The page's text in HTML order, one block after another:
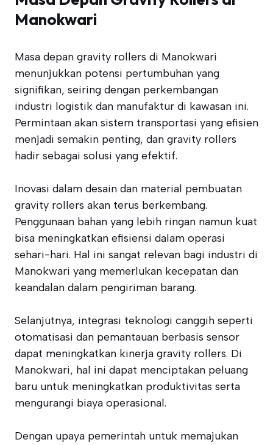
Manokwari
Masa depan gravity rollers di Manokwari
menunjukkan potensi pertumbuhan yang
signifikan, seiring dengan perkembangan
industri logistik dan manufaktur di kawasan ini.
Permintaan akan sistem transportasi yang efisien
menjadi semakin penting, dan gravity rollers
hadir sebagai solusi yang efektif.
Inovasi dalam desain dan material pembuatan
gravity rollers akan terus berkembang.
Penggunaan bahan yang lebih ringan namun kuat
bisa meningkatkan efisiensi dalam operasi
sehari-hari. Hal ini sangat relevan bagi industri di
Manokwari yang memerlukan kecepatan dan
keandalan dalam pengiriman barang.
Selanjutnya, integrasi teknologi canggih seperti
otomatisasi dan pemantauan berbasis sensor
dapat meningkatkan kinerja gravity rollers. Di
Manokwari, hal ini dapat menciptakan peluang
baru untuk meningkatkan produktivitas serta
mengurangi biaya operasional.
Dengan upaya pemerintah untuk memajukan